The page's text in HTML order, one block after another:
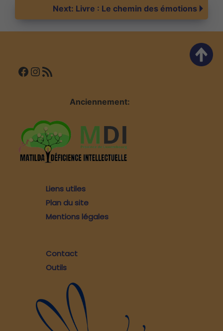
de
l’article
Next: Livre : Le chemin des émotions
Facebook InstagramFlux RSS
Anciennement:
Liens utiles
Plan du site
Mentions légales
Contact
Outils